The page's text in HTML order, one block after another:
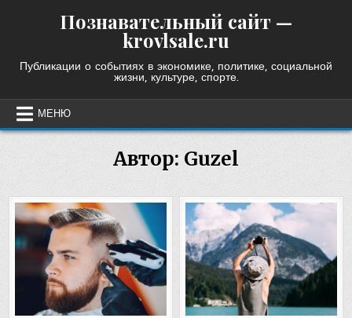
Познавательный сайт —
krovlsale.ru
Публикации о событиях в экономике, политике, социальной
жизни, культуре, спорте.
МЕНЮ
Автор: Guzel